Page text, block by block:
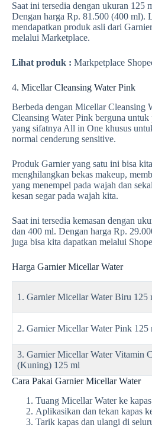
Saat ini tersedia dengan ukuran 125
Dengan harga Rp. 81.500 (400 ml).
mendapatkan produk asli dari
melalui Marketplace.
Lihat produk : Markpetplace
4. Micellar Cleansing Water Pink
Berbeda dengan Micellar Cleansing
Cleansing Water Pink berguna untuk
yang sifatnya All in One khusus
normal cenderung sensitive.
Produk Garnier yang satu ini bisa
menghilangkan bekas makeup,
yang menempel pada wajah dan
kesan segar pada wajah kita.
Saat ini tersedia kemasan dengan
dan 400 ml. Dengan harga Rp.
juga bisa kita dapatkan melalui
Harga Garnier Micellar Water
1. Garnier Micellar Water Biru 125
2. Garnier Micellar Water Pink 125
3. Garnier Micellar Water Vitamin C
(Kuning) 125 ml
Cara Pakai Garnier Micellar Water
Tuang Micellar Water ke
Aplikasikan dan tekan kapas
Tarik kapas dan ulangi di